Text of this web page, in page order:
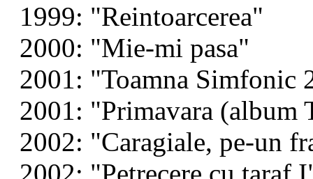
1999: "Reintoarcerea"
2000: "Mie-mi pasa"
2001: "Toamna Simfonic
2001: "Primavara (album
2002: "Caragiale, pe-un
2002: "Petrecere cu taraf